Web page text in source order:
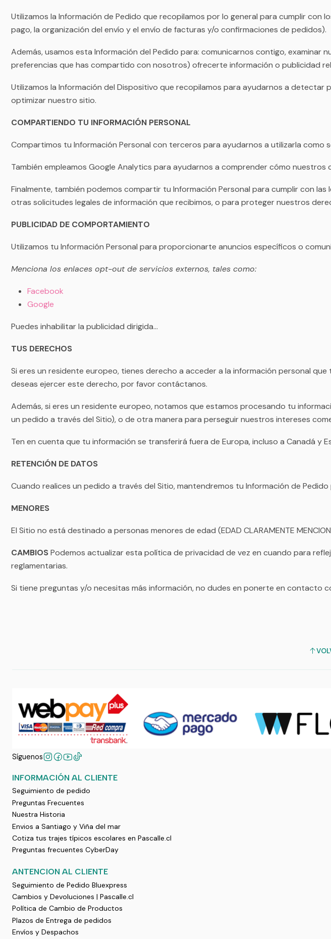
Utilizamos la Información de Pedido que recopilamos por lo general para cumplir
pago, la organización del envío y el envío de facturas y/o confirmaciones de pedidos).
Además, usamos esta Información del Pedido para: comunicarnos contigo,
preferencias que has compartido con nosotros) ofrecerte información o publicidad
Utilizamos la Información del Dispositivo que recopilamos para ayudarnos a
optimizar nuestro sitio.
COMPARTIENDO TU INFORMACIÓN PERSONAL
Compartimos tu Información Personal con terceros para ayudarnos a utilizarla como
También empleamos Google Analytics para ayudarnos a comprender cómo nuestros
Finalmente, también podemos compartir tu Información Personal para cumplir con
otras solicitudes legales de información que recibimos, o para proteger nuestros
PUBLICIDAD DE COMPORTAMIENTO
Utilizamos tu Información Personal para proporcionarte anuncios específicos o
Menciona los enlaces opt-out de servicios externos, tales como:
Facebook
Google
Puedes inhabilitar la publicidad dirigida...
TUS DERECHOS
Si eres un residente europeo, tienes derecho a acceder a la información personal
deseas ejercer este derecho, por favor contáctanos.
Además, si eres un residente europeo, notamos que estamos procesando tu
un pedido a través del Sitio), o de otra manera para perseguir nuestros intereses
Ten en cuenta que tu información se transferirá fuera de Europa, incluso a Canadá y
RETENCIÓN DE DATOS
Cuando realices un pedido a través del Sitio, mantendremos tu Información de
MENORES
El Sitio no está destinado a personas menores de edad (EDAD CLARAMENTE
CAMBIOSPodemos actualizar esta política de privacidad de vez en cuando para
reglamentarias.
Si tiene preguntas y/o necesitas más información, no dudes en ponerte en contacto
Síguenos
INFORMACIÓN AL CLIENTE
Seguimiento de pedido
Preguntas Frecuentes
Nuestra Historia
Envios a Santiago y Viña del mar
Cotiza tus trajes típicos escolares en Pascalle.cl
Preguntas frecuentes CyberDay
ANTENCION AL CLIENTE
Seguimiento de Pedido Bluexpress
Cambios y Devoluciones | Pascalle.cl
Política de Cambio de Productos
Plazos de Entrega de pedidos
Envíos y Despachos